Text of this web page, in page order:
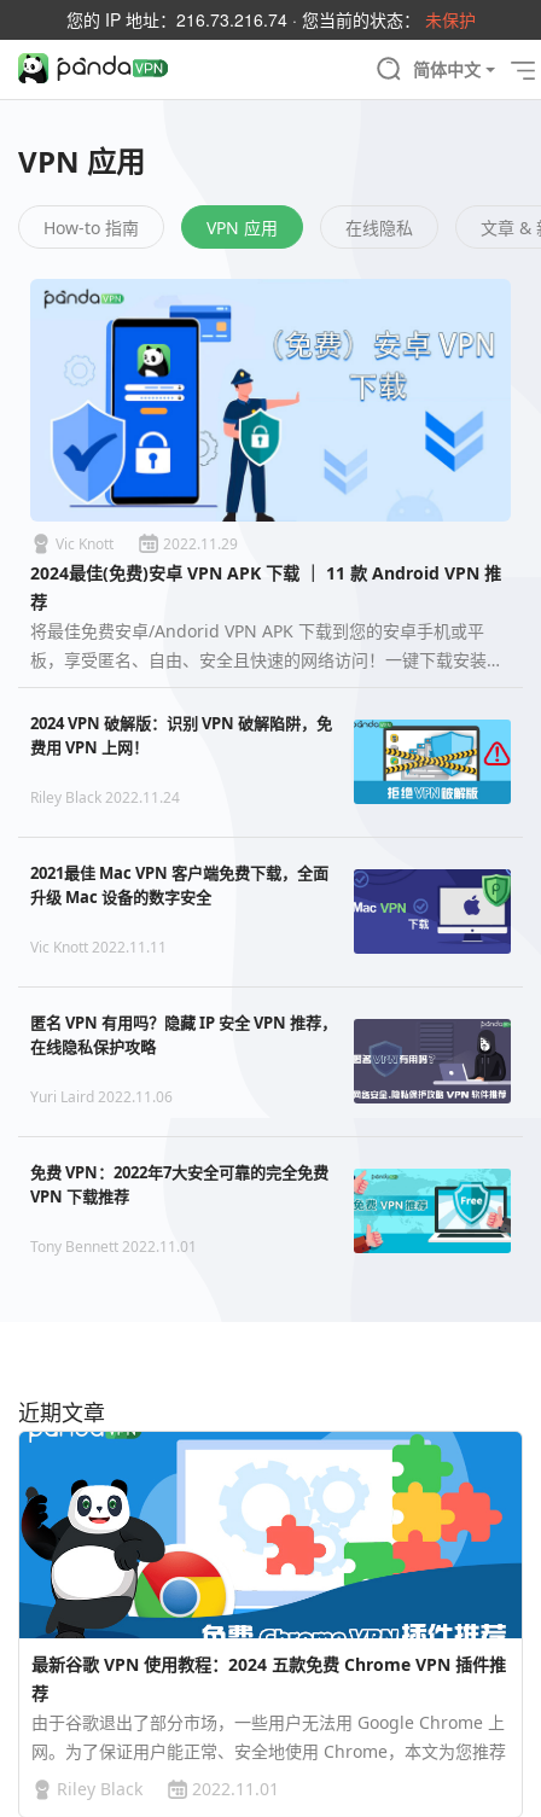
您的 IP 地址： 216.73.216.74 · 您当前的状态： 未保护
简体中文
VPN 应用
How-to 指南 VPN 应用 在线隐私 文章 &
Vic Knott 2022.11.29
2024最佳(免费)安卓 VPN APK 下载 ｜ 11 款 Android VPN 推
荐
将最佳免费安卓/Andorid VPN APK 下载到您的安卓手机或平
板，享受匿名、自由、安全且快速的网络访问！一键下载安装登
录，即刻享用最出色的安卓 VPN 服务 。…
2024 VPN 破解版：识别 VPN 破解陷阱，免
费用 VPN 上网！
Riley Black 2022.11.24
2021最佳 Mac VPN 客户端免费下载，全面
升级 Mac 设备的数字安全
Vic Knott 2022.11.11
匿名 VPN 有用吗？隐藏 IP 安全 VPN 推荐，
在线隐私保护攻略
Yuri Laird 2022.11.06
免费 VPN：2022年7大安全可靠的完全免费
VPN 下载推荐
Tony Bennett 2022.11.01
近期文章
最新谷歌 VPN 使用教程：2024 五款免费 Chrome VPN 插件推
荐
由于谷歌退出了部分市场，一些用户无法用 Google Chrome 上
网。为了保证用户能正常、安全地使用 Chrome，本文为您推荐
免费的 Chrome VPN 插件和 Chrome VPN 应用程序，自由上网
Riley Black 2022.11.01